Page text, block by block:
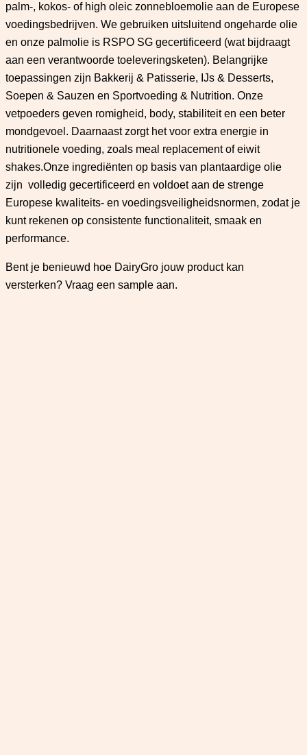
palm-, kokos- of high oleic zonnebloemolie aan de Europese
voedingsbedrijven. We gebruiken uitsluitend ongeharde olie
en onze palmolie is RSPO SG gecertificeerd (wat bijdraagt
aan een verantwoorde toeleveringsketen). Belangrijke
toepassingen zijn Bakkerij & Patisserie, IJs & Desserts,
Soepen & Sauzen en Sportvoeding & Nutrition. Onze
vetpoeders geven romigheid, body, stabiliteit en een beter
mondgevoel. Daarnaast zorgt het voor extra energie in
nutritionele voeding, zoals meal replacement of eiwit
shakes.Onze ingrediënten op basis van plantaardige olie
zijn volledig gecertificeerd en voldoet aan de strenge
Europese kwaliteits- en voedingsveiligheidsnormen, zodat je
kunt rekenen op consistente functionaliteit, smaak en
performance.
Bent je benieuwd hoe DairyGro jouw product kan
versterken? Vraag een sample aan.